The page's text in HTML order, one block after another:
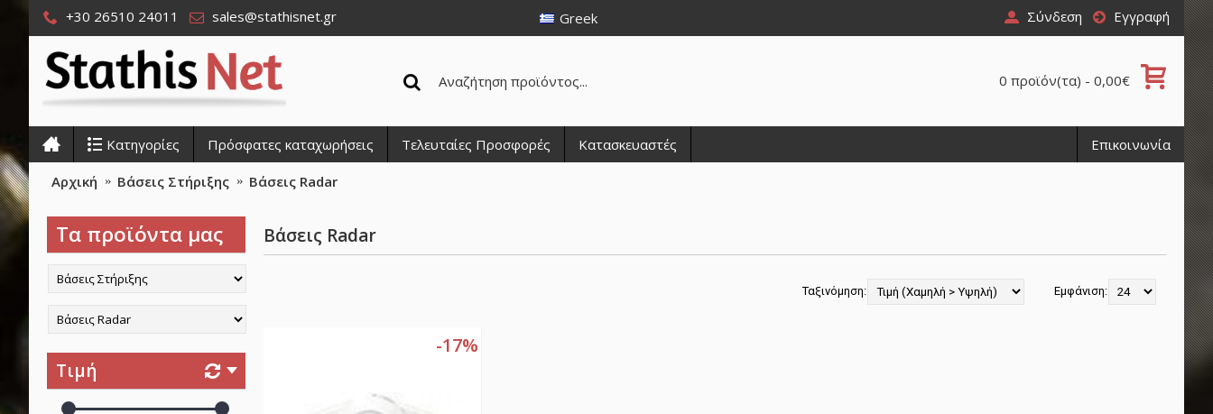
+30 26510 24011 sales@stathisnet.gr Greek Σύνδεση Εγγραφή
0 προϊόν(τα) - 0,00€
Κατηγορίες Πρόσφατες καταχωρήσεις Τελευταίες Προσφορές Κατασκευαστές Επικοινωνία
Αρχική Βάσεις Στήριξης Βάσεις Radar
Τα προϊόντα μας
Τιμή
Βάσεις Radar
Εμφάνιση:
Ταξινόμηση:
-17%